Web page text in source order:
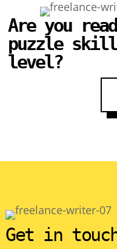
Are you
puzzle
level?
Get in